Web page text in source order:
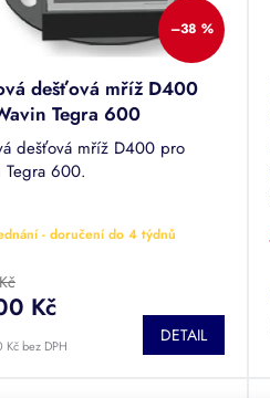
–38 %
dešťová mříž D400
Tegra 600
dešťová mříž D400 pro
Tegra 600.
- doručení do 4 týdnů
Kč bez DPH
Kč
DETAIL